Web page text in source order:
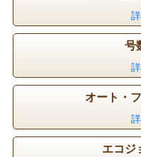
号
オート・
エコジ